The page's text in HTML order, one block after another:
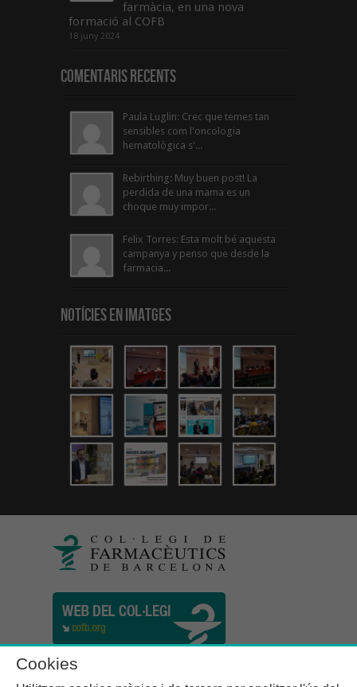
farmàcia, en una nova
formació al COFB
18 juny 2024
Comentaris Recents
Paula Luglin: Crec que temes tan
sensibles com l'oncologia
hematològica s'...
Rebirthing: Muy buen post! La
perdida de una mama es un
choque muy impor...
Felix Torres: Esta molt bé aquesta
campanya y penso que desde la
farmacia...
Notícies en Imatges
Cookies